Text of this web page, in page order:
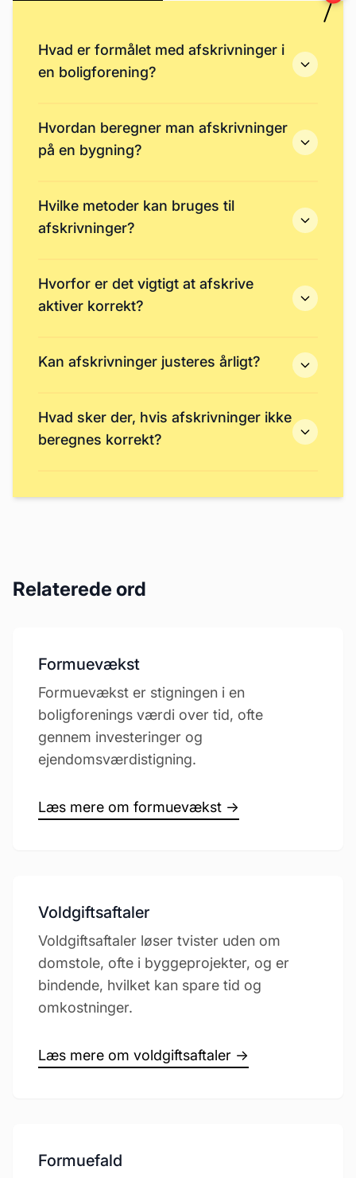
Hvad er formålet med afskrivninger i
en boligforening?
Hvordan beregner man afskrivninger
på en bygning?
Hvilke metoder kan bruges til
afskrivninger?
Hvorfor er det vigtigt at afskrive
aktiver korrekt?
Kan afskrivninger justeres årligt?
Hvad sker der, hvis afskrivninger ikke
beregnes korrekt?
Relaterede ord
Formuevækst
Formuevækst er stigningen i en
boligforenings værdi over tid, ofte
gennem investeringer og
ejendomsværdistigning.
Læs mere om formuevækst →
Voldgiftsaftaler
Voldgiftsaftaler løser tvister uden om
domstole, ofte i byggeprojekter, og er
bindende, hvilket kan spare tid og
omkostninger.
Læs mere om voldgiftsaftaler →
Formuefald